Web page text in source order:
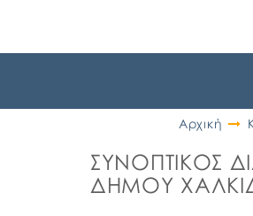
Αρχική
ΣΥΝΟΠΤΙΚΟΣ
ΔΗΜΟΥ